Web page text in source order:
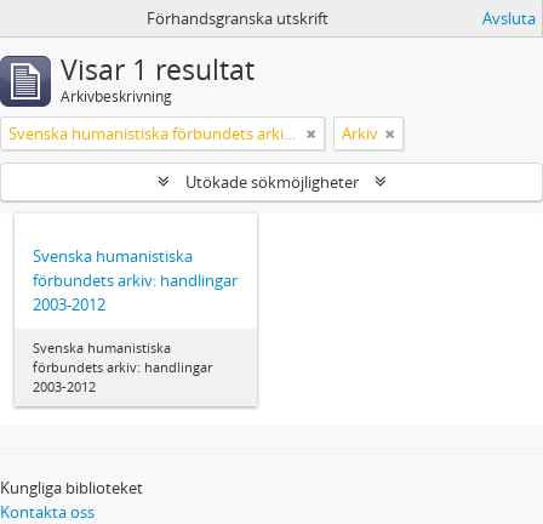
Förhandsgranska utskrift Avsluta
Visar 1 resultat
Arkivbeskrivning
Svenska humanistiska förbundets arkiv: handlingar 2003-2012 Arkiv
Utökade sökmöjligheter
Svenska humanistiska
förbundets arkiv: handlingar
2003-2012
Svenska humanistiska
förbundets arkiv: handlingar
2003-2012
Kungliga biblioteket
Kontakta oss